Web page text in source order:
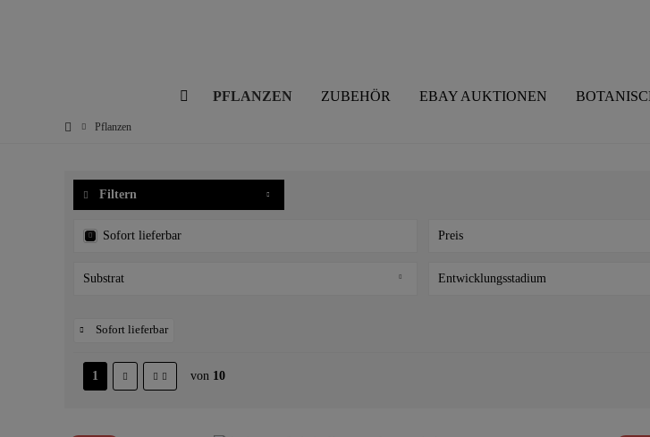
PFLANZEN ZUBEHÖR EBAY AUKTIONEN
Pflanzen
Filtern
Sofort lieferbar Preis
Substrat
Moos
Torf
Entwicklungsstadium
Sofort lieferbar
1 von 10